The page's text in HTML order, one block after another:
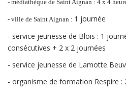
- médiathèque de Saint Aignan : 4 x 4
- ville de Saint Aignan : 1 journée
- service jeunesse de Blois : 1
consécutives + 2 x 2 journées
- service jeunesse de Lamotte
- organisme de formation Respire :